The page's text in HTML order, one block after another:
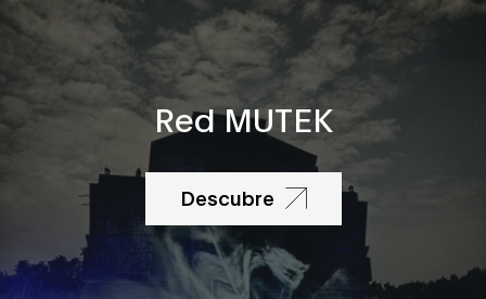
Red MUTEK
Descubre